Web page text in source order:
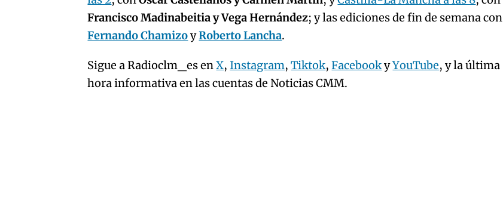
artículo
Francisco Madinabeitia y Vega Hernández; y las ediciones de fin de semana con
Fernando ChamizoyRoberto Lancha.
Sigue a Radioclm_es enX, Instagram,Tiktok,FacebookyYouTube, y la última
hora informativa en las cuentas de Noticias CMM.